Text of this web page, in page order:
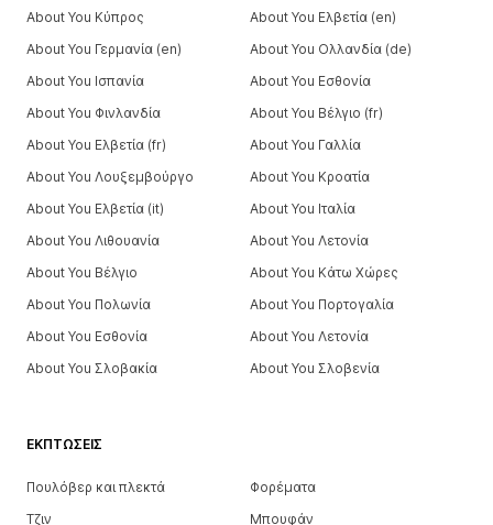
ΕΚΠΤΏΣΕΙΣ
Πουλόβερ και πλεκτά
Φορέματα
Τζιν
Μπουφάν
About You Κύπρος
About You Ελβετία (en)
About You Γερμανία (en)
About You Ολλανδία (de)
About You Ισπανία
About You Εσθονία
About You Φινλανδία
About You Βέλγιο (fr)
About You Ελβετία (fr)
About You Γαλλία
About You Λουξεμβούργο
About You Κροατία
About You Ελβετία (it)
About You Ιταλία
About You Λιθουανία
About You Λετονία
About You Βέλγιο
About You Κάτω Χώρες
About You Πολωνία
About You Πορτογαλία
About You Εσθονία
About You Λετονία
About You Σλοβακία
About You Σλοβενία